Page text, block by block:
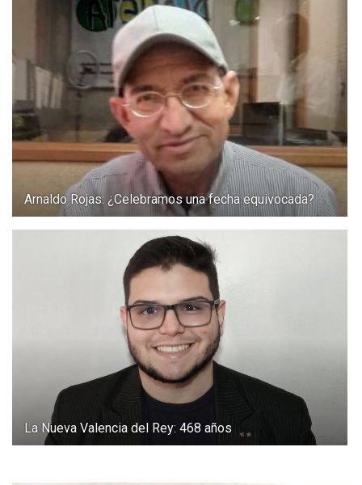
Arnaldo Rojas: ¿Celebramos una fecha equivocada?
La Nueva Valencia del Rey: 468 años